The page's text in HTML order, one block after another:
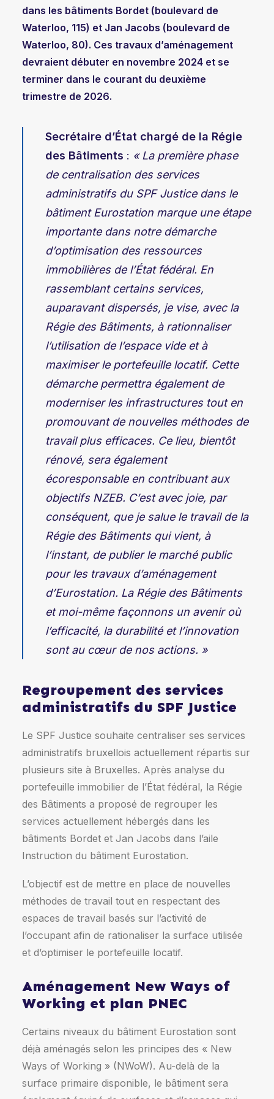
dans les bâtiments Bordet (boulevard de
Waterloo, 115) et Jan Jacobs (boulevard de
Waterloo, 80). Ces travaux d’aménagement
devraient débuter en novembre 2024 et se
terminer dans le courant du deuxième
trimestre de 2026.
Secrétaire d’État chargé de la Régie
des Bâtiments : « La première phase
de centralisation des services
administratifs du SPF Justice dans le
bâtiment Eurostation marque une étape
importante dans notre démarche
d’optimisation des ressources
immobilières de l’État fédéral. En
rassemblant certains services,
auparavant dispersés, je vise, avec la
Régie des Bâtiments, à rationnaliser
l’utilisation de l’espace vide et à
maximiser le portefeuille locatif. Cette
démarche permettra également de
moderniser les infrastructures tout en
promouvant de nouvelles méthodes de
travail plus efficaces. Ce lieu, bientôt
rénové, sera également
écoresponsable en contribuant aux
objectifs NZEB. C’est avec joie, par
conséquent, que je salue le travail de la
Régie des Bâtiments qui vient, à
l’instant, de publier le marché public
pour les travaux d’aménagement
d’Eurostation. La Régie des Bâtiments
et moi-même façonnons un avenir où
l’efficacité, la durabilité et l’innovation
sont au cœur de nos actions. »
Regroupement des services
administratifs du SPF Justice
Le SPF Justice souhaite centraliser ses services
administratifs bruxellois actuellement répartis sur
plusieurs site à Bruxelles. Après analyse du
portefeuille immobilier de l’État fédéral, la Régie
des Bâtiments a proposé de regrouper les
services actuellement hébergés dans les
bâtiments Bordet et Jan Jacobs dans l’aile
Instruction du bâtiment Eurostation.
L’objectif est de mettre en place de nouvelles
méthodes de travail tout en respectant des
espaces de travail basés sur l’activité de
l’occupant afin de rationaliser la surface utilisée
et d’optimiser le portefeuille locatif.
Aménagement New Ways of
Working et plan PNEC
Certains niveaux du bâtiment Eurostation sont
déjà aménagés selon les principes des « New
Ways of Working » (NWoW). Au-delà de la
surface primaire disponible, le bâtiment sera